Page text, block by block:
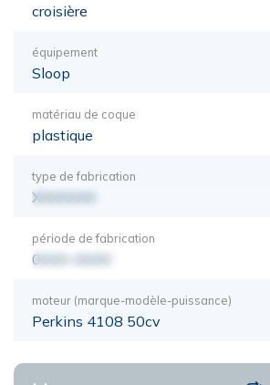
croisière
équipement
Sloop
matériau de coque
plastique
type de fabrication
XXXXXXX
période de fabrication
0000-0000
moteur (marque-modèle-puissance)
Perkins 4108 50cv